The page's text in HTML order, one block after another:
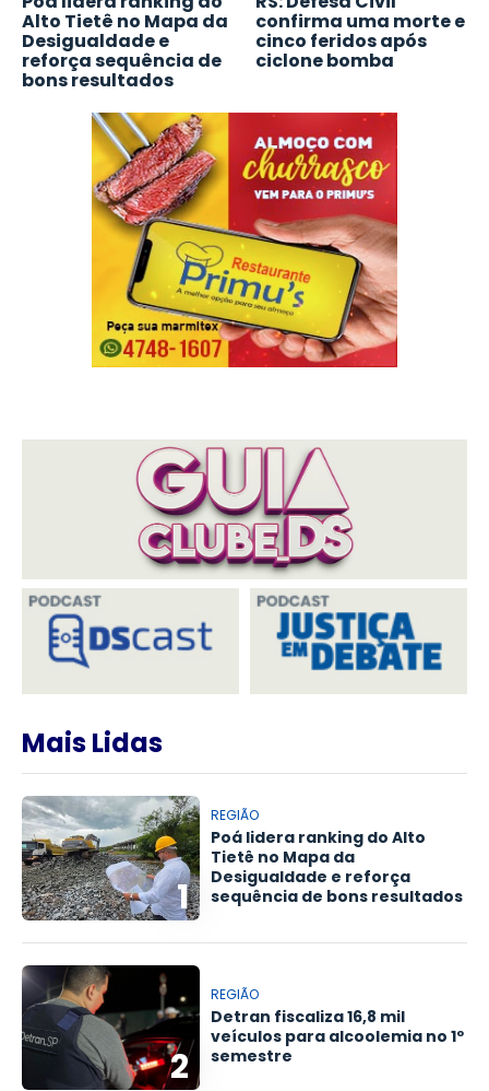
Alto Tietê no Mapa da
Desigualdade e
reforça sequência de
bons resultados
confirma uma morte e
cinco feridos após
ciclone bomba
Mais Lidas
1
REGIÃO
Poá lidera ranking do Alto
Tietê no Mapa da
Desigualdade e reforça
sequência de bons resultados
2
REGIÃO
Detran fiscaliza 16,8 mil
veículos para alcoolemia no 1º
semestre